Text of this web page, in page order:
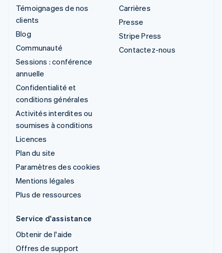
Témoignages de nos
clients
Blog
Communauté
Sessions : conférence
annuelle
Confidentialité et
conditions générales
Activités interdites ou
soumises à conditions
Licences
Plan du site
Paramètres des cookies
Mentions légales
Plus de ressources
Carrières
Presse
Stripe Press
Contactez-nous
Service d'assistance
Obtenir de l'aide
Offres de support